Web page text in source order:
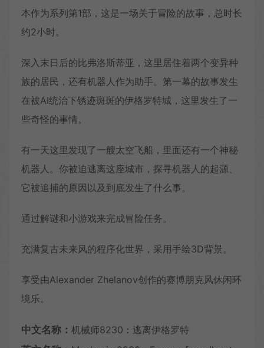
本作为系列第1部，这是一场关于冒险的故事，总时长
约2小时。
深入末日后的比弗洛斯蒂亚，这里居住着两个变异种
族的居民，还有机器人作为助手。第一幕的故事发生
在被AI统治下锈迹斑斑的伊格罗特城，这里发生了一
些奇怪的事情。
有一天这里发现了一艘太空飞船，里面还有一个神秘
机器人。你被迫逃离这座城市，探寻机器人的起源、
它被追捕的原因以及到底发生了什么事。
通过解谜和小游戏来完成冒险任务。
充满复古未来风的程序化世界，采用手绘3D背景。
享受由Alexander Zhelanov创作的赛博朋克风休闲环
境乐。
中文名称： 机械师8230：逃离伊格罗特